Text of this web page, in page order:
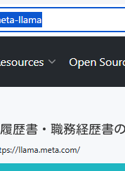
履歴書・職務経歴書